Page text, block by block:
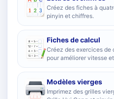
Créez des fiches à
pinyin et chiffres.
Fiches de calcul
Créez des exercices
pour améliorer vitesse
Modèles vierges
Imprimez des grilles